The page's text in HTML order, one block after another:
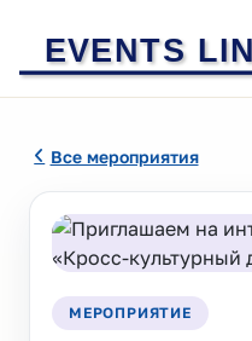
EVENTS
Все мероприятия
МЕРОПРИЯТИЕ